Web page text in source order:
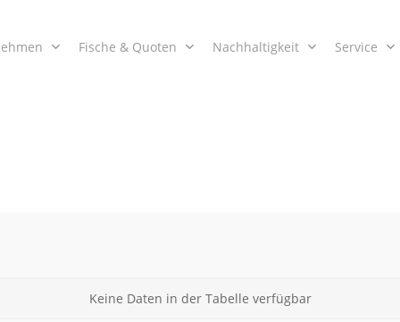
Fische & Quoten Nachhaltigkeit Service
Keine Daten in der Tabelle verfügbar